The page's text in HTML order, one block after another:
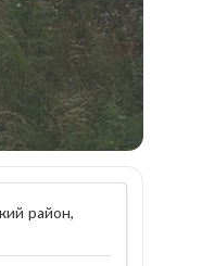
район,